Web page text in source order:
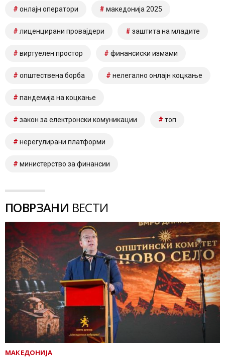
онлајн оператори македонија 2025
лиценцирани провајдери заштита на младите
виртуелен простор финансиски измами
општествена борба нелегално онлајн коцкање
пандемија на коцкање
закон за електронски комуникации топ
нерегулирани платформи
министерство за финансии
ПОВРЗАНИ ВЕСТИ
МАКЕДОНИЈА